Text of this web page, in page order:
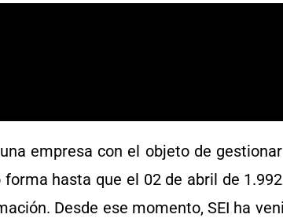
empresa con el objeto de
hasta que el 02 de abril de
Desde ese momento, SEI ha